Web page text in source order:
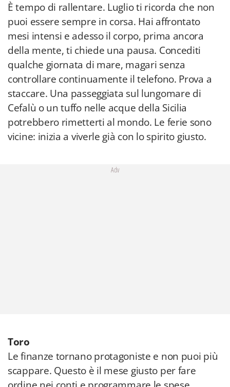
È tempo di rallentare. Luglio ti ricorda che non
puoi essere sempre in corsa. Hai affrontato
mesi intensi e adesso il corpo, prima ancora
della mente, ti chiede una pausa. Concediti
qualche giornata di mare, magari senza
controllare continuamente il telefono. Prova a
staccare. Una passeggiata sul lungomare di
Cefalù o un tuffo nelle acque della Sicilia
potrebbero rimetterti al mondo. Le ferie sono
vicine: inizia a viverle già con lo spirito giusto.
Adv
Toro
Le finanze tornano protagoniste e non puoi più
scappare. Questo è il mese giusto per fare